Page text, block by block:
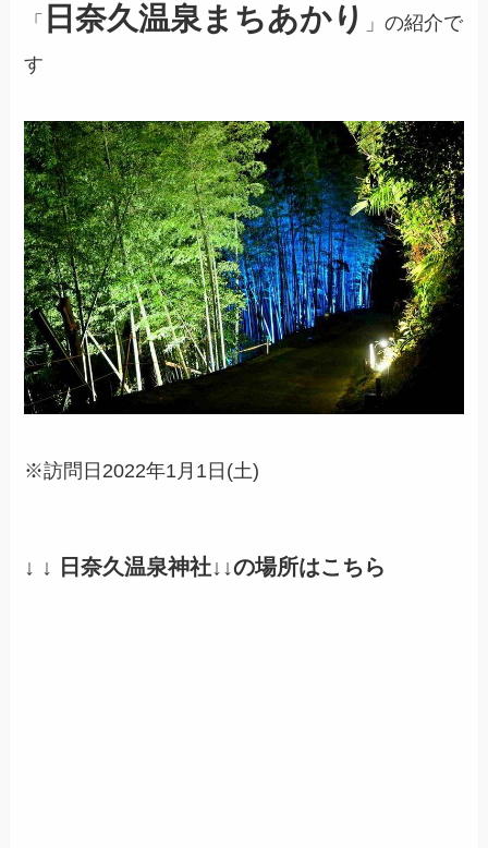
「 日奈久温泉まちあかり
」の紹介で
す
※訪問日2022年1月1日(土)
↓ ↓ 日奈久温泉神社↓↓の場所はこちら